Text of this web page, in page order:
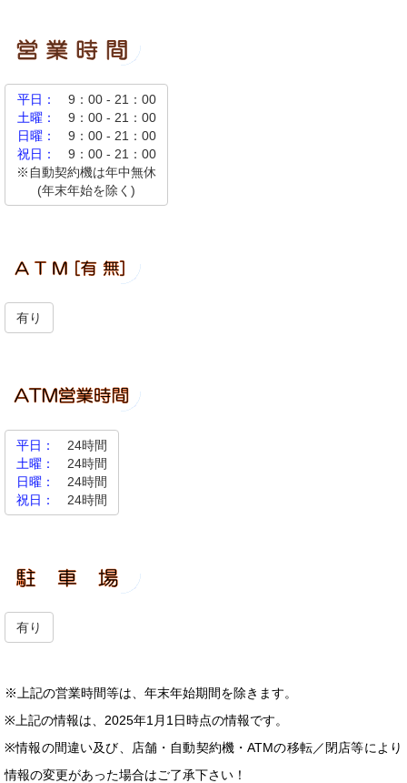
平日：
9：00 - 21：00
土曜：
9：00 - 21：00
日曜：
9：00 - 21：00
祝日：
9：00 - 21：00
※自動契約機は年中無休
(年末年始を除く)
有り
平日：
24時間
土曜：
24時間
日曜：
24時間
祝日：
24時間
有り
※上記の営業時間等は、年末年始期間を除きます。
※上記の情報は、2025年1月1日時点の情報です。
※情報の間違い及び、店舗・自動契約機・ATMの移転／閉店等により
情報の変更があった場合はご了承下さい！